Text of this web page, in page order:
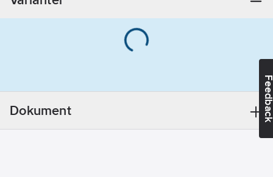
Innehåller
05-06
Ja
Dokument